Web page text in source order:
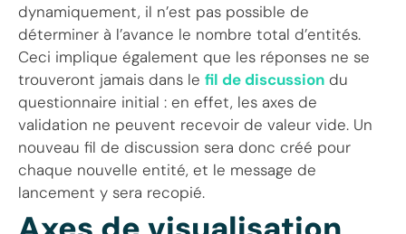
dynamiquement, il n’est pas possible de
déterminer à l’avance le nombre total d’entités.
Ceci implique également que les réponses ne se
trouveront jamais dans le fil de discussion du
questionnaire initial : en effet, les axes de
validation ne peuvent recevoir de valeur vide. Un
nouveau fil de discussion sera donc créé pour
chaque nouvelle entité, et le message de
lancement y sera recopié.